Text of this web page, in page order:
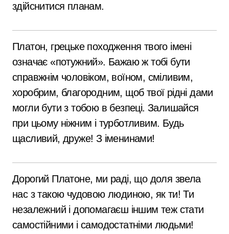
здійснитися планам.
Платон, грецьке походження твого імені
означає «потужний». Бажаю ж тобі бути
справжнім чоловіком, воїном, сміливим,
хоробрим, благородним, щоб твої рідні дами
могли бути з тобою в безпеці. Залишайся
при цьому ніжним і турботливим. Будь
щасливий, друже! З іменинами!
Дорогий Платоне, ми раді, що доля звела
нас з такою чудовою людиною, як ти! Ти
незалежний і допомагаєш іншим теж стати
самостійними і самодостатніми людьми!